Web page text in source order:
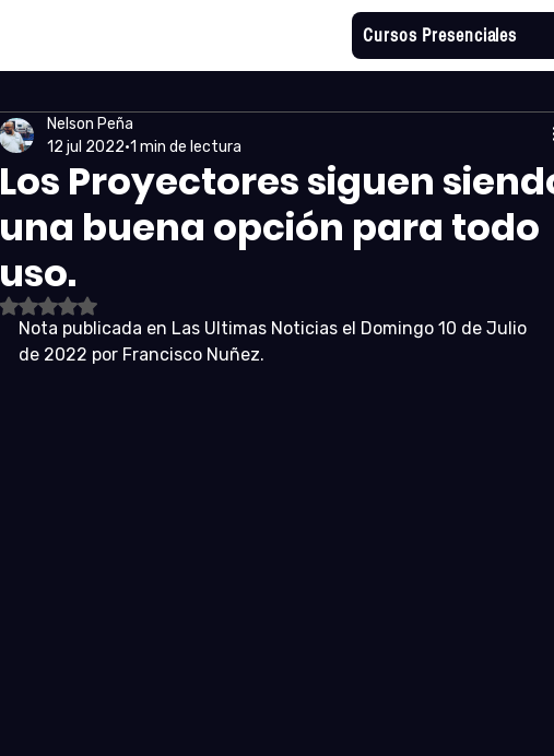
Cursos Presenciales
Los Proyectores siguen
una buena opción para todo
uso.
Nelson Peña
12 jul 2022 1 min de lectura
Obtuvo NaN de 5 estrellas.
Nota publicada en Las Ultimas Noticias el Domingo 10 de Julio
de 2022 por Francisco Nuñez.